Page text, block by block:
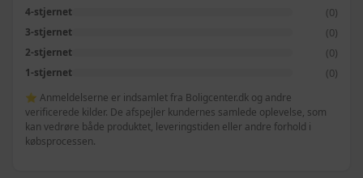
4-stjernet (0)
3-stjernet (0)
2-stjernet (0)
1-stjernet (0)
⭐ Anmeldelserne er indsamlet fra Boligcenter.dk og andre
verificerede kilder. De afspejler kundernes samlede oplevelse, som
kan vedrøre både produktet, leveringstiden eller andre forhold i
købsprocessen.